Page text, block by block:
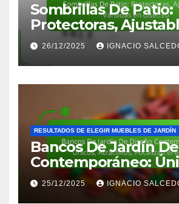
Sombrillas De Patio:
Protectoras,
Variadas en diseño
26/12/2025 IGNACIO
RESULTADOS DE ELEGIR MUEBLES DE JARDÍN
Bancos De Jardín
Contemporáneo:
Atractivos, Focalizan
espacio
25/12/2025 IGNACIO